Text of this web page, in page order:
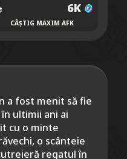
6K
CÂȘTIG MAXIM AFK
a fost menit să fie
ultimii ani ai
cu o minte
o scânteie
regatul în